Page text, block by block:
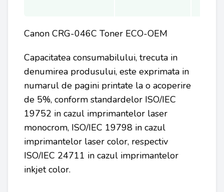
Canon CRG-046C Toner ECO-OEM
Capacitatea consumabilului, trecuta in
denumirea produsului, este exprimata in
numarul de pagini printate la o acoperire
de 5%, conform standardelor ISO/IEC
19752 in cazul imprimantelor laser
monocrom, ISO/IEC 19798 in cazul
imprimantelor laser color, respectiv
ISO/IEC 24711 in cazul imprimantelor
inkjet color.